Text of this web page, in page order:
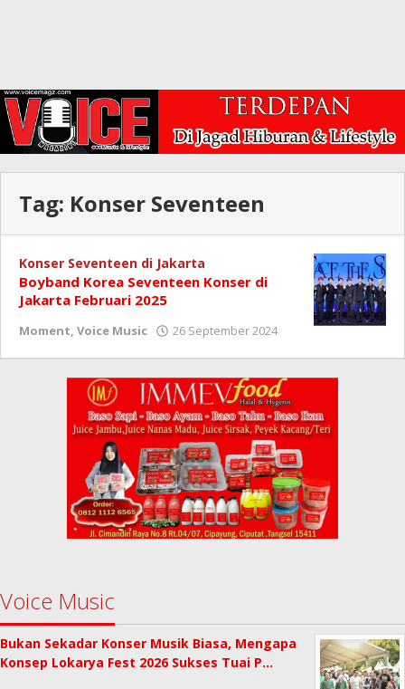
Tag: Konser Seventeen
Konser Seventeen di Jakarta
Boyband Korea Seventeen Konser di
Jakarta Februari 2025
Moment, Voice Music 26 September 2024
Voice Music
Bukan Sekadar Konser Musik Biasa, Mengapa
Konsep Lokarya Fest 2026 Sukses Tuai P…